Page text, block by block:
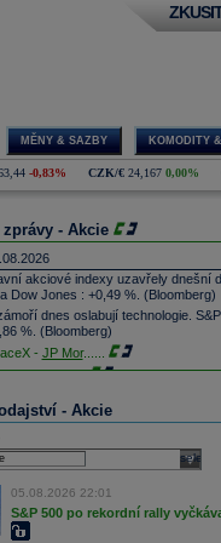
MĚNY & SAZBY KOMODITY
-0,83% CZK/€ 24,167 0,00%
zprávy - Akcie
akciové indexy uzavřely dnešní
Dow Jones : +0,49 %. (Bloomberg)
dnes oslabují technologie.
%. (Bloomberg)
- JP Mor......
Techno...
- T...
získala podíl v kanadské firmě
technologie protivzdušné
podílu ale nesdělila. Cílem
je zejména na trzích členských
Networks...
-JP Morga
- Akcie
select
05.08.2026 22:01
S&P 500 po rekordní rally